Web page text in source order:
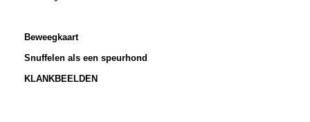
Beweegkaart
Snuffelen als een speurhond
KLANKBEELDEN